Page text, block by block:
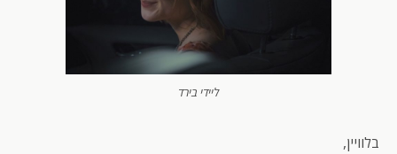
ליידי בירד
בלוויין,